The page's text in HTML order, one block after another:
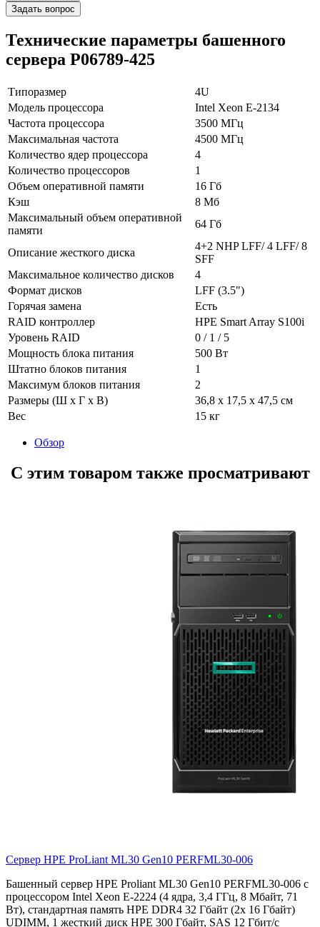
В корзину
Оплата и доставка
Задать вопрос
Технические параметры башенного
сервера P06789-425
Типоразмер
4U
Модель процессора
Intel Xeon E-2134
Частота процессора
3500 МГц
Максимальная частота
4500 МГц
Количество ядер процессора
4
Количество процессоров
1
Объем оперативной памяти
16 Гб
Кэш
8 Мб
Максимальный объем оперативной
памяти
64 Гб
Описание жесткого диска
4+2 NHP LFF/ 4 LFF/ 8
SFF
Максимальное количество дисков
4
Формат дисков
LFF (3.5")
Горячая замена
Есть
RAID контроллер
HPE Smart Array S100i
Уровень RAID
0 / 1 / 5
Мощность блока питания
500 Вт
Штатно блоков питания
1
Максимум блоков питания
2
Размеры (Ш x Г x В)
36,8 x 17,5 x 47,5 cм
Вес
15 кг
Обзор
С этим товаром также просматривают
Сервер HPE ProLiant ML30 Gen10 PERFML30-006
Башенный сервер HPE Proliant ML30 Gen10 PERFML30-006 с
процессором Intel Xeon E-2224 (4 ядра, 3,4 ГГц, 8 Мбайт, 71
Вт), стандартная память HPE DDR4 32 Гбайт (2x 16 Гбайт)
UDIMM, 1 жесткий диск HPE 300 Гбайт, SAS 12 Гбит/с